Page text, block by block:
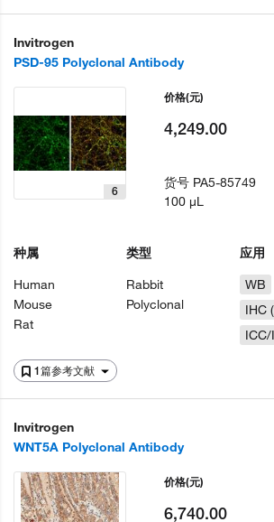
Invitrogen
PSD-95 Polyclonal Antibody
1篇参考文献
6
种属
Human
Mouse
Rat
类型
Rabbit
Polyclonal
应用
WB
IHC
ICC/
价格(元)
4,249.00
货号 PA5-85749
100 µL
Invitrogen
WNT5A Polyclonal Antibody
价格(元)
6,740.00